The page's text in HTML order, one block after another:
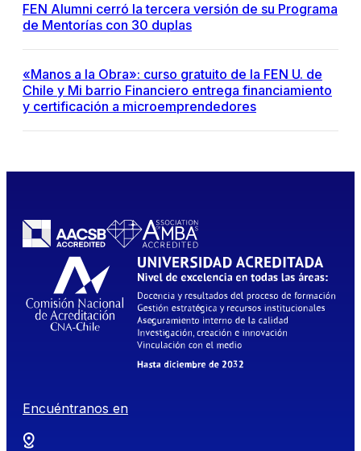
FEN Alumni cerró la tercera versión de su Programa
de Mentorías con 30 duplas
«Manos a la Obra»: curso gratuito de la FEN U. de
Chile y Mi barrio Financiero entrega financiamiento
y certificación a microemprendedores
Encuéntranos en